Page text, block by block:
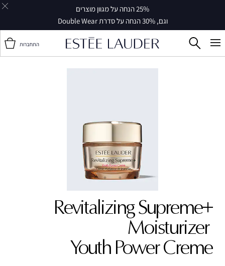
25% הנחה על מגוון מוצרים
וגם, 30% הנחה על סדרת Double Wear
התחברות
Revitalizing Supreme+
Moisturizer ‎
Youth Power Creme